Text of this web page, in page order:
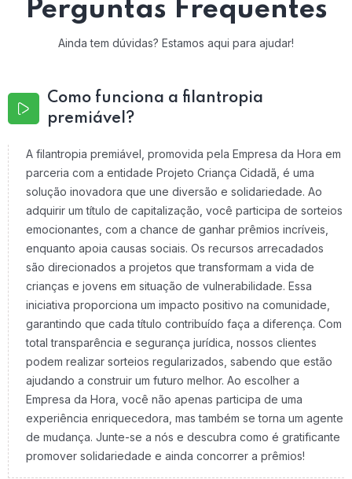
Perguntas Frequentes
Ainda tem dúvidas? Estamos aqui para ajudar!
Como funciona a filantropia
premiável?
A filantropia premiável, promovida pela Empresa da Hora em
parceria com a entidade Projeto Criança Cidadã, é uma
solução inovadora que une diversão e solidariedade. Ao
adquirir um título de capitalização, você participa de sorteios
emocionantes, com a chance de ganhar prêmios incríveis,
enquanto apoia causas sociais. Os recursos arrecadados
são direcionados a projetos que transformam a vida de
crianças e jovens em situação de vulnerabilidade. Essa
iniciativa proporciona um impacto positivo na comunidade,
garantindo que cada título contribuído faça a diferença. Com
total transparência e segurança jurídica, nossos clientes
podem realizar sorteios regularizados, sabendo que estão
ajudando a construir um futuro melhor. Ao escolher a
Empresa da Hora, você não apenas participa de uma
experiência enriquecedora, mas também se torna um agente
de mudança. Junte-se a nós e descubra como é gratificante
promover solidariedade e ainda concorrer a prêmios!